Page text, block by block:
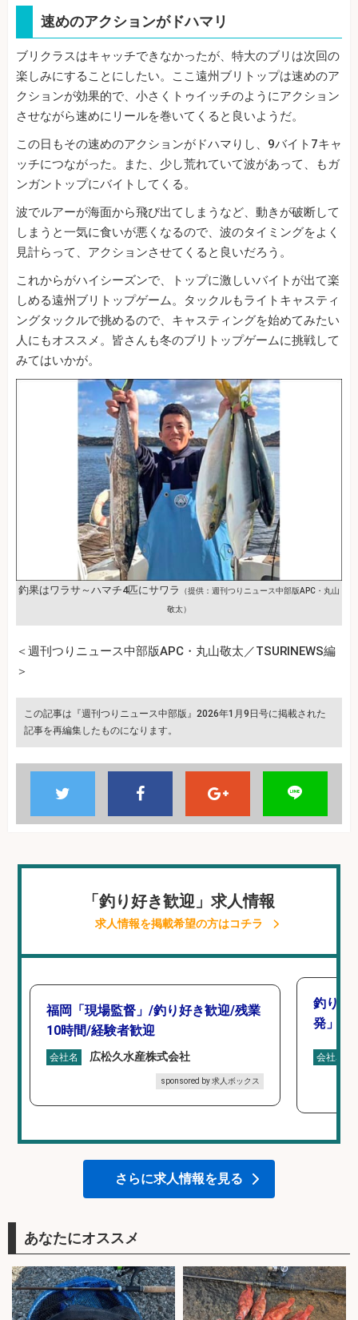
速めのアクションがドハマリ
ブリクラスはキャッチできなかったが、特大のブリは次回の
楽しみにすることにしたい。ここ遠州ブリトップは速めのア
クションが効果的で、小さくトゥイッチのようにアクション
させながら速めにリールを巻いてくると良いようだ。
この日もその速めのアクションがドハマりし、9バイト7キャ
ッチにつながった。また、少し荒れていて波があって、もガ
ンガントップにバイトしてくる。
波でルアーが海面から飛び出てしまうなど、動きが破断して
しまうと一気に食いが悪くなるので、波のタイミングをよく
見計らって、アクションさせてくると良いだろう。
これからがハイシーズンで、トップに激しいバイトが出て楽
しめる遠州ブリトップゲーム。タックルもライトキャスティ
ングタックルで挑めるので、キャスティングを始めてみたい
人にもオススメ。皆さんも冬のブリトップゲームに挑戦して
みてはいかが。
釣果はワラサ～ハマチ4匹にサワラ （提供：週刊つりニュース中部版APC・丸山
敬太）
＜週刊つりニュース中部版APC・丸山敬太／TSURINEWS編
＞
この記事は『週刊つりニュース中部版』2026年1月9日号に掲載された
記事を再編集したものになります。
「釣り好き歓迎」求人情報
求人情報を掲載希望の方はコチラ
福岡「現場監督」/釣り好き歓迎/残業
10時間/経験者歓迎
会社名 広松久水産株式会社
sponsored by 求人ボックス
釣り好
発」/
会社名
さらに求人情報を見る
あなたにオススメ